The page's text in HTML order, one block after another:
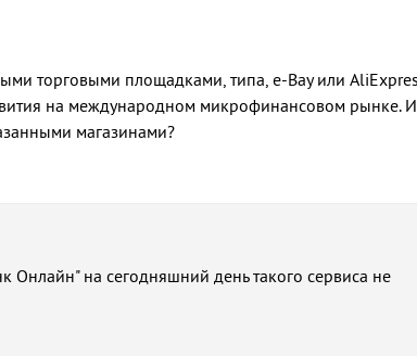
торговыми площадками, типа, e-Bay или
на международном микрофинансовом рынке.
магазинами?
на сегодняшний день такого сервиса не